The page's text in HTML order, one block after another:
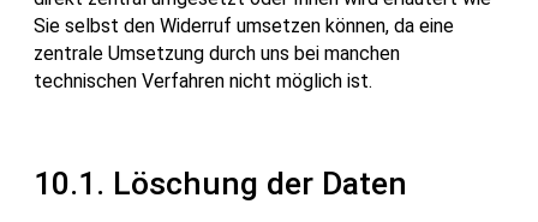
Sie selbst den Widerruf umsetzen können, da eine
zentrale Umsetzung durch uns bei manchen
technischen Verfahren nicht möglich ist.
10.1. Löschung der Daten